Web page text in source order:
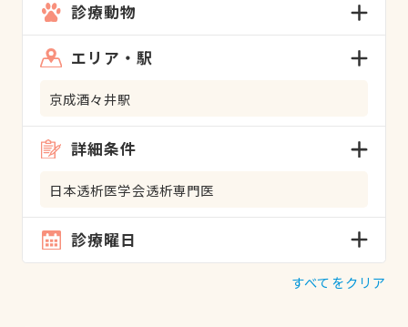
診療動物
エリア・駅
京成酒々井駅
詳細条件
日本透析医学会透析専門医
診療曜日
すべてをクリア